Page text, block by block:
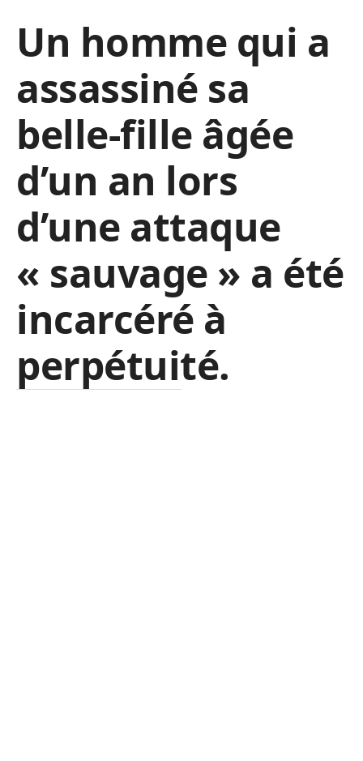
Un homme qui a
assassiné sa
belle-fille âgée
d’un an lors
d’une attaque
« sauvage » a été
incarcéré à
perpétuité.